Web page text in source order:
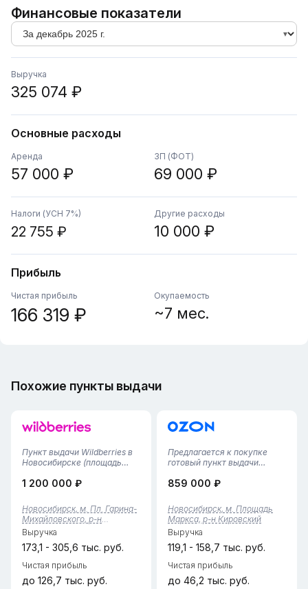
Финансовые показатели
Выручка
325 074 ₽
Основные расходы
Аренда
57 000 ₽
ЗП (ФОТ)
69 000 ₽
Налоги (УСН 7%)
22 755 ₽
Другие расходы
10 000 ₽
Прибыль
Чистая прибыль
166 319 ₽
Окупаемость
~7 мес.
Похожие пункты выдачи
Пункт выдачи Wildberries в
Новосибирске (площадь
открыт с августа 2024
Современный пункт выдачи
площадью 50 м² в удобном
районе рядом с площадью...
1 200 000 ₽
Новосибирск, м. Пл. Гарина-
Михайловского, р-н
Железнодорожный
Выручка
173,1 - 305,6 тыс. руб.
Чистая прибыль
до 126,7 тыс. руб.
Предлагается к покупке
готовый пункт выдачи
Новосибирске (метро
выгодное предложение для
пассивного заработка,
достаточно один раз
вложиться и получать
прибыль ежемеся...
859 000 ₽
Новосибирск, м. Площадь
Маркса, р-н Кировский
Выручка
119,1 - 158,7 тыс. руб.
Чистая прибыль
до 46,2 тыс. руб.